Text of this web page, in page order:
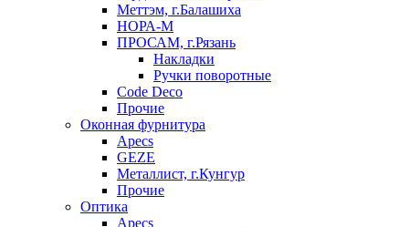
Меттэм, г.Балашиха
НОРА-М
ПРОСАМ, г.Рязань
Накладки
Ручки поворотные
Code Deco
Прочие
Оконная фурнитура
Apecs
GEZE
Металлист, г.Кунгур
Прочие
Оптика
Apecs